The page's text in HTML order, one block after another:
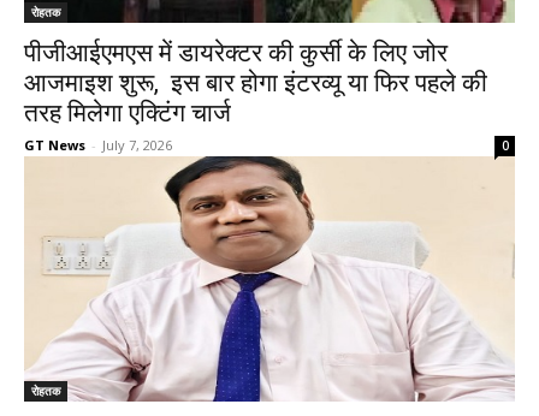
रोहतक
पीजीआईएमएस में डायरेक्टर की कुर्सी के लिए जोर
आजमाइश शुरू, इस बार होगा इंटरव्यू या फिर पहले की
तरह मिलेगा एक्टिंग चार्ज
GT News - July 7, 2026 0
रोहतक